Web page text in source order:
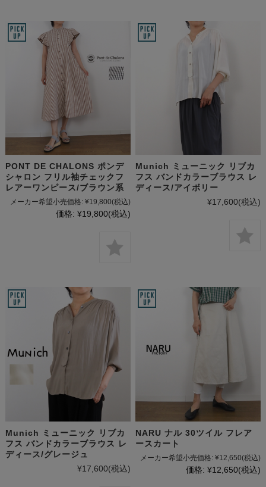
PONT DE CHALONS ポンデ
シャロン フリル袖チェックフ
レアーワンピース/ブラウン系
メーカー希望小売価格: ¥19,800(税込)
価格: ¥19,800(税込)
Munich ミューニック リブカ
フス バンドカラーブラウス レ
ディース/アイボリー
¥17,600(税込)
Munich ミューニック リブカ
フス バンドカラーブラウス レ
ディース/グレージュ
¥17,600(税込)
NARU ナル 30ツイル フレア
ースカート
メーカー希望小売価格: ¥12,650(税込)
価格: ¥12,650(税込)